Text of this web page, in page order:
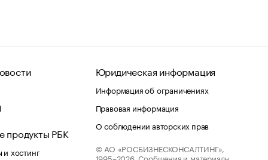
продукты РБК
хостинг
Юридическая информация
Информация об ограничениях
Правовая информация
О соблюдении авторских прав
© АО «РОСБИЗНЕСКОНСАЛТИНГ»,
1995–2026. Сообщения и материалы